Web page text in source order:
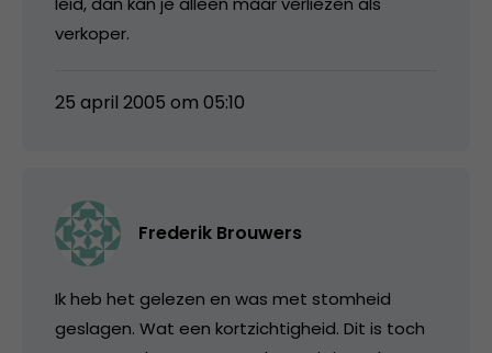
verkoper.
25 april 2005 om 05:10
Frederik Brouwers
Ik heb het gelezen en was met stomheid
geslagen. Wat een kortzichtigheid. Dit is toch